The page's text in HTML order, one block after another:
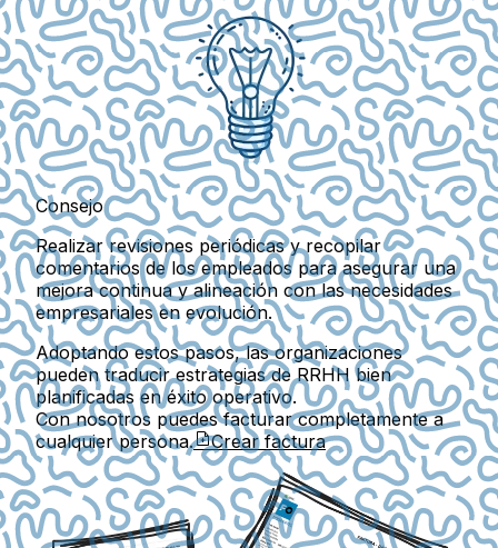
Consejo
Realizar revisiones periódicas y recopilar
comentarios de los empleados para asegurar una
mejora continua y alineación con las necesidades
empresariales en evolución.
Adoptando estos pasos, las organizaciones
pueden traducir estrategias de RRHH bien
planificadas en éxito operativo.
Con nosotros puedes facturar completamente a
cualquier persona.
Crear factura